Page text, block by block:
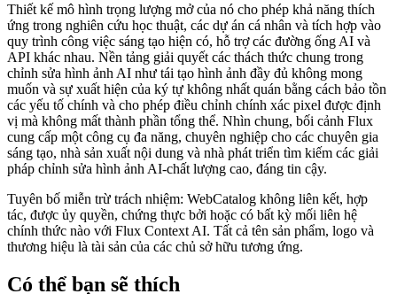
Thiết kế mô hình trọng lượng mở của nó cho phép khả năng thích
ứng trong nghiên cứu học thuật, các dự án cá nhân và tích hợp vào
quy trình công việc sáng tạo hiện có, hỗ trợ các đường ống AI và
API khác nhau. Nền tảng giải quyết các thách thức chung trong
chỉnh sửa hình ảnh AI như tái tạo hình ảnh đầy đủ không mong
muốn và sự xuất hiện của ký tự không nhất quán bằng cách bảo tồn
các yếu tố chính và cho phép điều chỉnh chính xác pixel được định
vị mà không mất thành phần tổng thể. Nhìn chung, bối cảnh Flux
cung cấp một công cụ đa năng, chuyên nghiệp cho các chuyên gia
sáng tạo, nhà sản xuất nội dung và nhà phát triển tìm kiếm các giải
pháp chỉnh sửa hình ảnh AI-chất lượng cao, đáng tin cậy.
Tuyên bố miễn trừ trách nhiệm: WebCatalog không liên kết, hợp
tác, được ủy quyền, chứng thực bởi hoặc có bất kỳ mối liên hệ
chính thức nào với Flux Context AI. Tất cả tên sản phẩm, logo và
thương hiệu là tài sản của các chủ sở hữu tương ứng.
Có thể bạn sẽ thích